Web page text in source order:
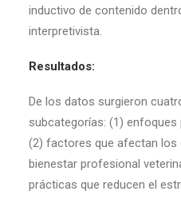
inductivo de contenido
interpretivista.
Resultados:
De los datos surgieron
subcategorías: (1) enfoques
(2) factores que afectan los
bienestar profesional
prácticas que reducen el